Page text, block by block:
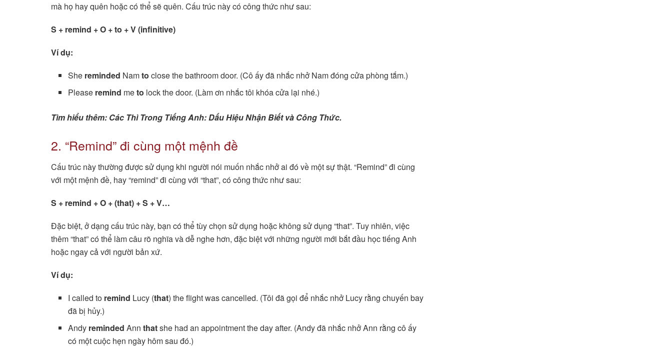
mà họ hay quên hoặc có thể sẽ quên. Cấu trúc này có công thức như sau:
S + remind + O + to + V (infinitive)
Ví dụ:
She reminded Namto close the bathroom door. (Cô ấy đã nhắc nhở Nam đóng cửa phòng tắm.)
Please remind meto lock the door. (Làm ơn nhắc tôi khóa cửa lại nhé.)
Tìm hiểu thêm: Các Thì Trong Tiếng Anh: Dấu Hiệu Nhận Biết và Công Thức.
2. “Remind” đi cùng một mệnh đề
Cấu trúc này thường được sử dụng khi người nói muốn nhắc nhở ai đó về một sự thật. “Remind” đi cùng
với một mệnh đề, hay “remind” đi cùng với “that”, có công thức như sau:
S + remind + O + (that) + S + V…
Đặc biệt, ở dạng cấu trúc này, bạn có thể tùy chọn sử dụng hoặc không sử dụng “that”. Tuy nhiên, việc
thêm “that” có thể làm câu rõ nghĩa và dễ nghe hơn, đặc biệt với những người mới bắt đầu học tiếng Anh
hoặc ngay cả với người bản xứ.
Ví dụ:
I called to remind Lucy (that) the flight was cancelled. (Tôi đã gọi để nhắc nhở Lucy rằng chuyến bay
đã bị hủy.)
Andy reminded Annthatshe had an appointment the day after. (Andy đã nhắc nhở Ann rằng cô ấy
có một cuộc hẹn ngày hôm sau đó.)